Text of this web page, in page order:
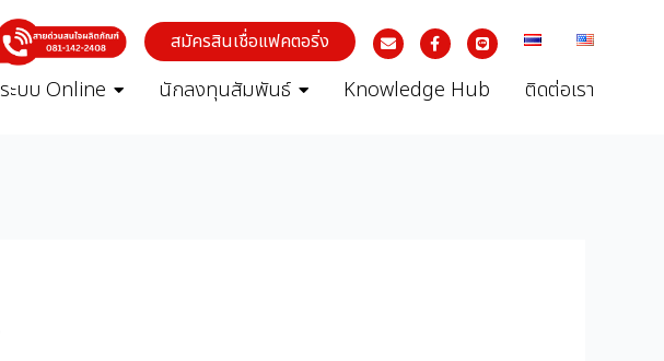
สมัครสินเชื่อแฟคตอริ่ง
ระบบ Online นักลงทุนสัมพันธ์ Knowledge Hub ติดต่อเรา